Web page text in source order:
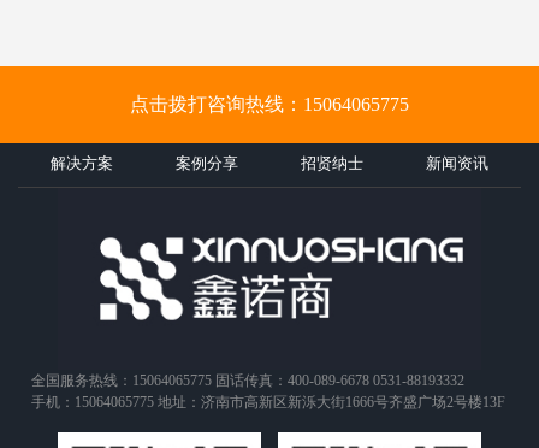
点击拨打咨询热线：15064065775
解决方案 案例分享 招贤纳士 新闻资讯
全国服务热线：15064065775 固话传真：400-089-6678 0531-88193332
手机：15064065775 地址：济南市高新区新泺大街1666号齐盛广场2号楼13F